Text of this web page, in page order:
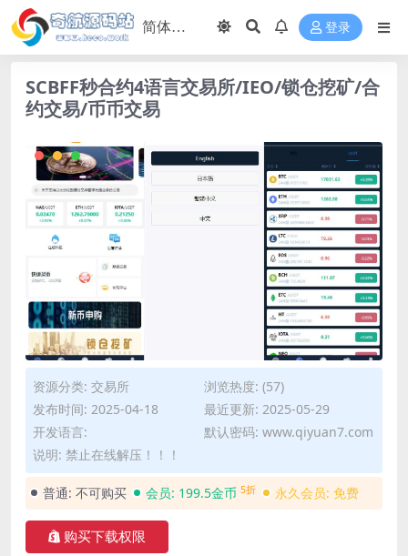
登录
SCBFF秒合约4语言交易所/IEO/锁仓挖矿/合
约交易/币币交易
资源分类: 交易所
浏览热度: (57)
发布时间: 2025-04-18
最近更新: 2025-05-29
开发语言:
默认密码: www.qiyuan7.com
说明: 禁止在线解压！！！
普通: 不可购买 会员: 199.5金币 5折 永久会员: 免费
购买下载权限